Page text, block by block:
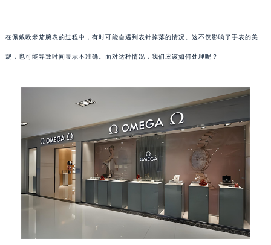
在佩戴欧米茄腕表的过程中，有时可能会遇到表针掉落的情况。这不仅影响了手表的美
观，也可能导致时间显示不准确。面对这种情况，我们应该如何处理呢？